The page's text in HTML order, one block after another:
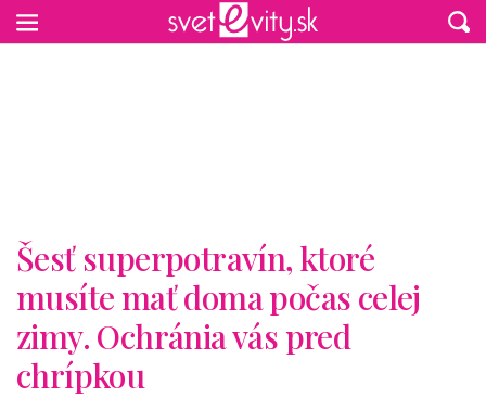
Šesť superpotravín, ktoré
musíte mať doma počas celej
zimy. Ochránia vás pred
chrípkou